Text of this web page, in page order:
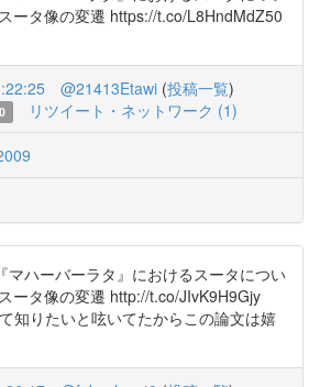
ータ像の変遷 https://t.co/L8HndMdZ50
@21413Etawi (投稿一覧)
リツイート・ネットワーク (1)
ハーバーラタ』におけるスータについ
ータ像の変遷 http://t.co/JIvK9H9Gjy
知りたいと呟いてたからこの論文は嬉